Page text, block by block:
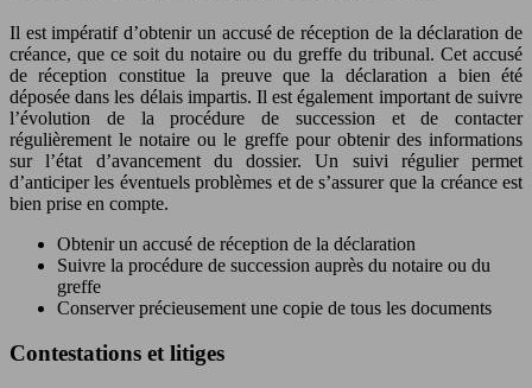
Il est impératif d’obtenir un accusé de réception de la déclaration de
créance, que ce soit du notaire ou du greffe du tribunal. Cet accusé
de réception constitue la preuve que la déclaration a bien été
déposée dans les délais impartis. Il est également important de suivre
l’évolution de la procédure de succession et de contacter
régulièrement le notaire ou le greffe pour obtenir des informations
sur l’état d’avancement du dossier. Un suivi régulier permet
d’anticiper les éventuels problèmes et de s’assurer que la créance est
bien prise en compte.
Obtenir un accusé de réception de la déclaration
Suivre la procédure de succession auprès du notaire ou du
greffe
Conserver précieusement une copie de tous les documents
Contestations et litiges